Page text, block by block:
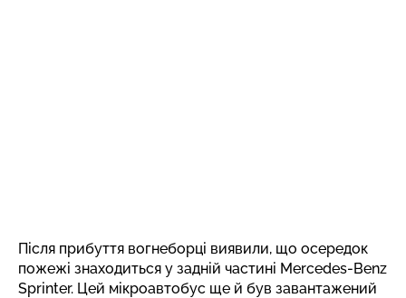
Після прибуття вогнеборці виявили, що осередок
пожежі знаходиться у задній частині Mercedes-Benz
Sprinter. Цей мікроавтобус ще й був завантажений